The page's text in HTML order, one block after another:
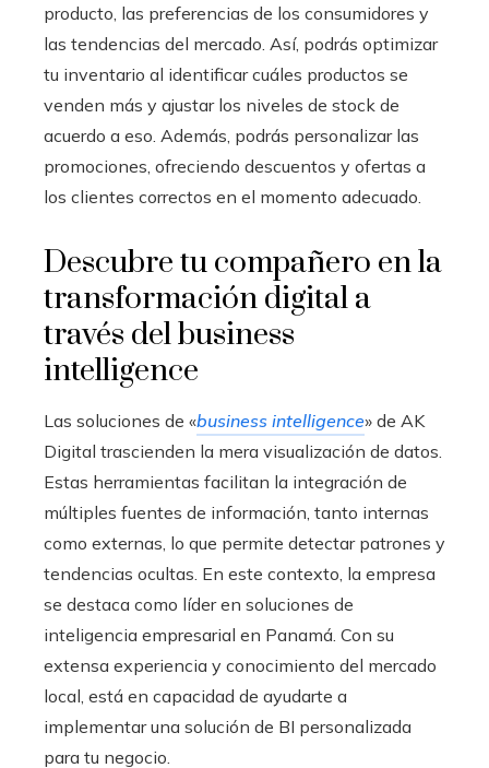
producto, las preferencias de los consumidores y
las tendencias del mercado. Así, podrás optimizar
tu inventario al identificar cuáles productos se
venden más y ajustar los niveles de stock de
acuerdo a eso. Además, podrás personalizar las
promociones, ofreciendo descuentos y ofertas a
los clientes correctos en el momento adecuado.
Descubre tu compañero en la
transformación digital a
través del business
intelligence
Las soluciones de «business intelligence» de AK
Digital trascienden la mera visualización de datos.
Estas herramientas facilitan la integración de
múltiples fuentes de información, tanto internas
como externas, lo que permite detectar patrones y
tendencias ocultas. En este contexto, la empresa
se destaca como líder en soluciones de
inteligencia empresarial en Panamá. Con su
extensa experiencia y conocimiento del mercado
local, está en capacidad de ayudarte a
implementar una solución de BI personalizada
para tu negocio.